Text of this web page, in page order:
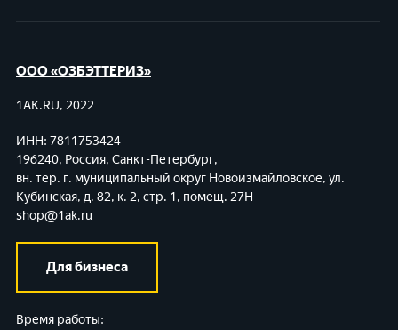
ООО «ОЗБЭТТЕРИЗ»
1AK.RU, 2022
ИНН: 7811753424
196240, Россия, Санкт-Петербург,
вн. тер. г. муниципальный округ Новоизмайловское, ул.
Кубинская, д. 82, к. 2, стр. 1, помещ. 27Н
shop@1ak.ru
Для бизнеса
Время работы: